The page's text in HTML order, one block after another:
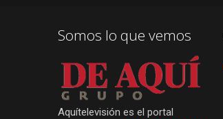
Somos lo que vemos
Aquítelevisión es el portal